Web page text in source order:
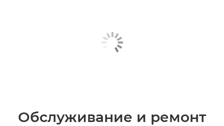
Обслуживание и ремонт